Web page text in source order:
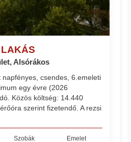
Alsórákos
csendes, 6.emeleti
egy évre (2026
Közös költség: 14.440
szerint fizetendő. A rezsi
Szobák Emelet